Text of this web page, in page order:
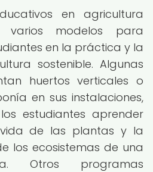
en agricultura
varios modelos para
en la práctica y la
sostenible. Algunas
huertos verticales o
en sus instalaciones,
estudiantes aprender
de las plantas y la
los ecosistemas de una
Otros programas